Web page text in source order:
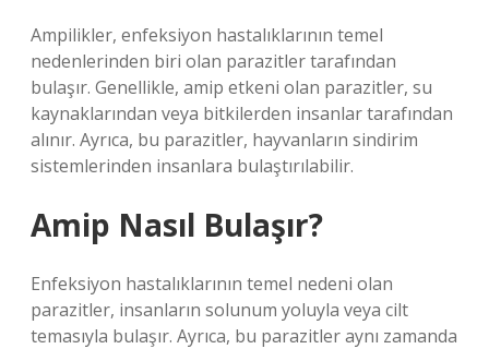
Ampilikler, enfeksiyon hastalıklarının temel
nedenlerinden biri olan parazitler tarafından
bulaşır. Genellikle, amip etkeni olan parazitler, su
kaynaklarından veya bitkilerden insanlar tarafından
alınır. Ayrıca, bu parazitler, hayvanların sindirim
sistemlerinden insanlara bulaştırılabilir.
Amip Nasıl Bulaşır?
Enfeksiyon hastalıklarının temel nedeni olan
parazitler, insanların solunum yoluyla veya cilt
temasıyla bulaşır. Ayrıca, bu parazitler aynı zamanda